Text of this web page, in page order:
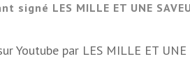
signé LES MILLE ET UNE
Youtube par LES MILLE ET UNE